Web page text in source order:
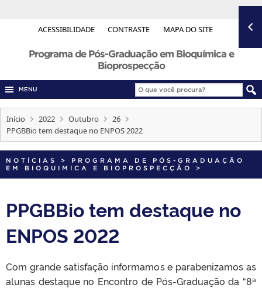
ACESSIBILIDADE CONTRASTE MAPA DO SITE
Programa de Pós-Graduação em Bioquímica e
Bioprospecção
MENU
Início 2022 Outubro
26
PPGBBio tem destaque no ENPOS 2022
NOTÍCIAS > PROGRAMA DE PÓS-GRADUAÇÃO
EM BIOQUIMICA E BIOPROSPECÇÃO
>
PPGBBio tem destaque no
ENPOS 2022
Com grande satisfação informamos e parabenizamos as
alunas destaque no Encontro de Pós-Graduação da “8ª